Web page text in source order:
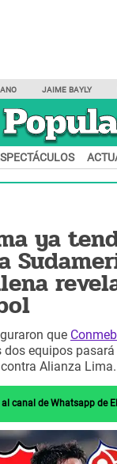
JAIME BAYLY
ya
que
equipos
Alianza Lima.
al canal de Whatsapp de